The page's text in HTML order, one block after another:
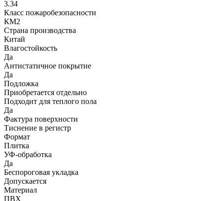
3.34
Класс пожаробезопасности
КМ2
Страна производства
Китай
Влагостойкость
Да
Антистатичное покрытие
Да
Подложка
Приобретается отдельно
Подходит для теплого пола
Да
Фактура поверхности
Тиснение в регистр
Формат
Плитка
УФ-обработка
Да
Беспороговая укладка
Допускается
Материал
ПВХ